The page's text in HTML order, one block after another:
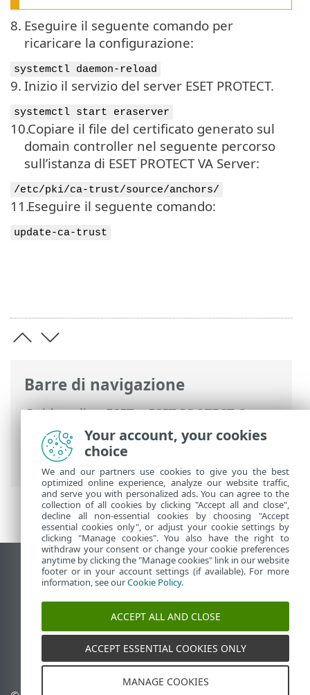
Barre di navigazione
Guida online ESET>ESET PROTECT On-
Prem> Domande frequenti>
Configurare la connessione LDAPS a un
dominio
8. Eseguire il seguente comando per
ricaricare la configurazione:
systemctl daemon-reload
9. Inizio il servizio del server ESET PROTECT.
systemctl start eraserver
10.Copiare il file del certificato generato sul
domain controller nel seguente percorso
sull’istanza di ESET PROTECT VA Server:
/etc/pki/ca-trust/source/anchors/
11.Eseguire il seguente comando:
update-ca-trust
Visualizza sito desktop
End of Life
ESET Knowledge Base
ESET Status Portal
Supporto regionale
Your account, your cookies
choice
We and our partners use cookies to give you the best
optimized online experience, analyze our website traffic,
and serve you with personalized ads. You can agree to the
collection of all cookies by clicking "Accept all and close",
decline all non-essential cookies by choosing "Accept
essential cookies only", or adjust your cookie settings by
clicking "Manage cookies". You also have the right to
withdraw your consent or change your cookie preferences
anytime by clicking the "Manage cookies" link in our website
footer or in your account settings (if available). For more
information, see ourCookie Policy.
ACCEPT ALL AND CLOSE
ACCEPT ESSENTIAL COOKIES ONLY
MANAGE COOKIES